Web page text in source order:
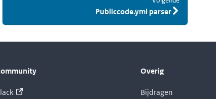
Publiccode.yml parser
Overig
Bijdragen